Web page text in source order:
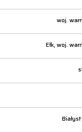
woj.
Ełk, woj.